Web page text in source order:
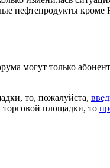
нефтепродукты
могут только
то, пожалуйста,
торговой площадки, то